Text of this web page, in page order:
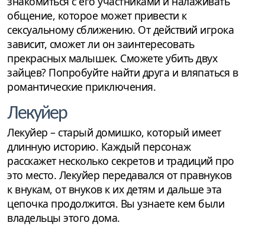
общение, которое может привести к
сексуальному сближению. От действий игрока
зависит, сможет ли он заинтересовать
прекрасных малышек. Сможете убить двух
зайцев? Попробуйте найти друга и вляпаться в
романтические приключения.
Лекуйер
Лекуйер – старый домишко, который имеет
длинную историю. Каждый персонаж
расскажет несколько секретов и традиций про
это место. Лекуйер передавался от правнуков
к внукам, от внуков к их детям и дальше эта
цепочка продолжится. Вы узнаете кем были
владельцы этого дома.